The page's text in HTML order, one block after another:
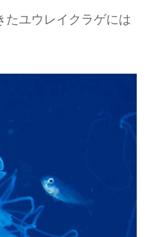
たユウレイクラゲには